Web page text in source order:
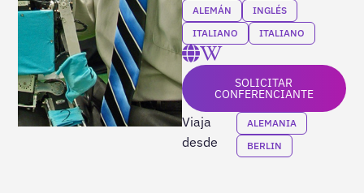
ALEMÁN
INGLÉS
ITALIANO
ITALIANO
SOLICITAR
CONFERENCIANTE
Viaja
desde
ALEMANIA
BERLIN